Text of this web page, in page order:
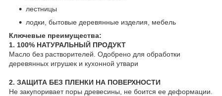
лестницы
лодки, бытовые деревянные изделия, мебель
Ключевые преимущества:
1. 100% НАТУРАЛЬНЫЙ ПРОДУКТ
Масло без растворителей. Одобрено для обработки
деревянных игрушек и кухонной утвари
2. ЗАЩИТА БЕЗ ПЛЕНКИ НА ПОВЕРХНОСТИ
Не закупоривает поры древесины, не боится ее деформации.